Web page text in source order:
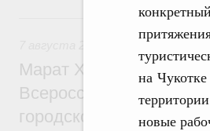
на
новые
Экономика
Марат Хуснуллин
Всероссийского
городской среды